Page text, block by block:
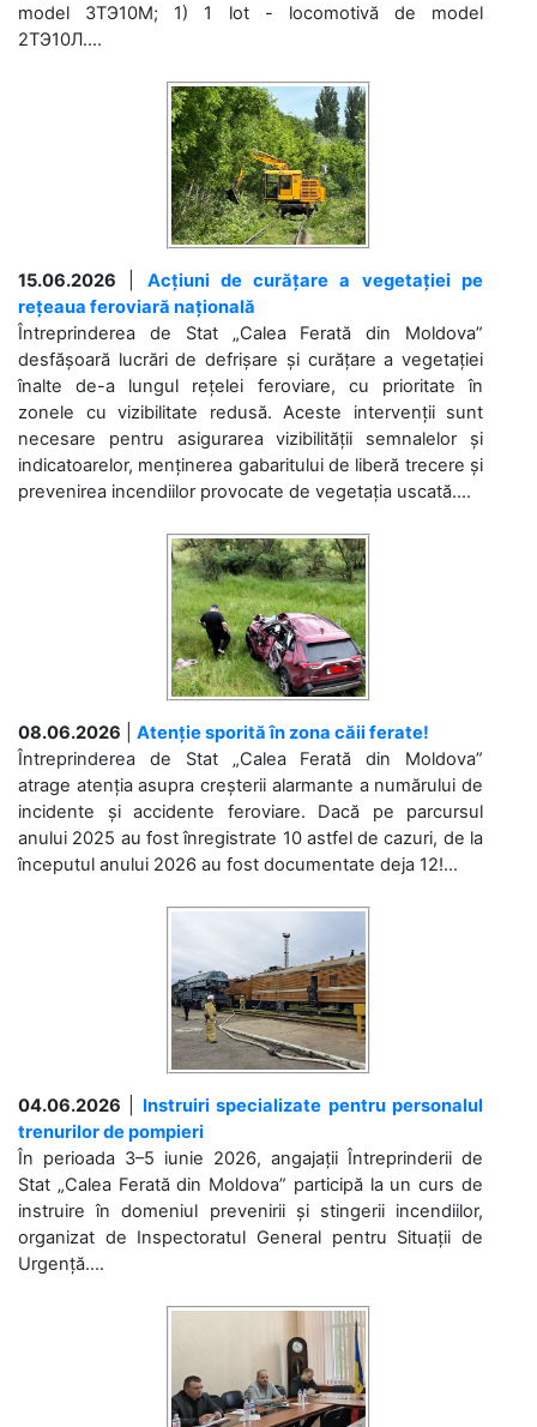
model 3ТЭ10М; 1) 1 lot - locomotivă de model
2ТЭ10Л....
15.06.2026
Acțiuni de curățare a vegetației pe
rețeaua feroviară națională
Întreprinderea de Stat „Calea Ferată din Moldova”
desfășoară lucrări de defrișare și curățare a vegetației
înalte de-a lungul rețelei feroviare, cu prioritate în
zonele cu vizibilitate redusă. Aceste intervenții sunt
necesare pentru asigurarea vizibilității semnalelor și
indicatoarelor, menținerea gabaritului de liberă trecere și
prevenirea incendiilor provocate de vegetația uscată....
08.06.2026
Atenție sporită în zona căii ferate!
Întreprinderea de Stat „Calea Ferată din Moldova”
atrage atenția asupra creșterii alarmante a numărului de
incidente și accidente feroviare. Dacă pe parcursul
anului 2025 au fost înregistrate 10 astfel de cazuri, de la
începutul anului 2026 au fost documentate deja 12!...
04.06.2026
Instruiri specializate pentru personalul
trenurilor de pompieri
În perioada 3–5 iunie 2026, angajații Întreprinderii de
Stat „Calea Ferată din Moldova” participă la un curs de
instruire în domeniul prevenirii și stingerii incendiilor,
organizat de Inspectoratul General pentru Situații de
Urgență....